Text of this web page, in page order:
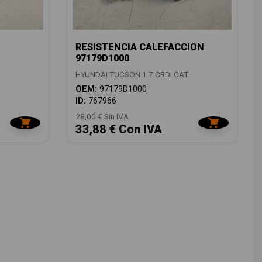
RESISTENCIA CALEFACCION
97179D1000
HYUNDAI TUCSON 1.7 CRDI CAT
OEM: 97179D1000
ID: 767966
28,00 € Sin IVA
33,88 € Con IVA